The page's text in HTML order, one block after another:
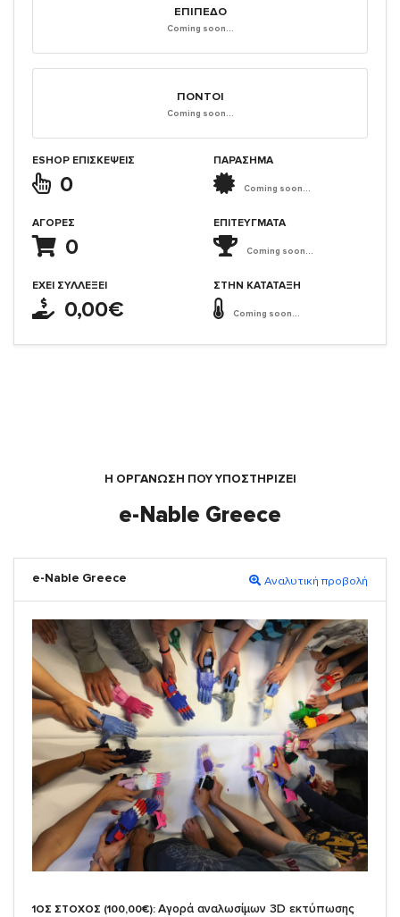
ΕΠΊΠΕΔΟ
Coming soon...
ΠΌΝΤΟΙ
Coming soon...
ESHOP ΕΠΙΣΚΈΨΕΙΣ
0
ΑΓΟΡΈΣ
0
ΈΧΕΙ ΣΥΛΛΈΞΕΙ
0,00€
ΠΑΡΑΣΗΜΑ
Coming soon...
ΕΠΙΤΕΎΓΜΑΤΑ
Coming soon...
ΣΤΗΝ ΚΑΤΆΤΑΞΗ
Coming soon...
Η ΟΡΓΆΝΩΣΗ ΠΟΥ ΥΠΟΣΤΗΡΙΖΕΙ
e-Nable Greece
e-Nable Greece Αναλυτική προβολή
1ΟΣ ΣΤΟΧΟΣ (100,00€): Αγορά αναλωσίμων 3D εκτύπωσης